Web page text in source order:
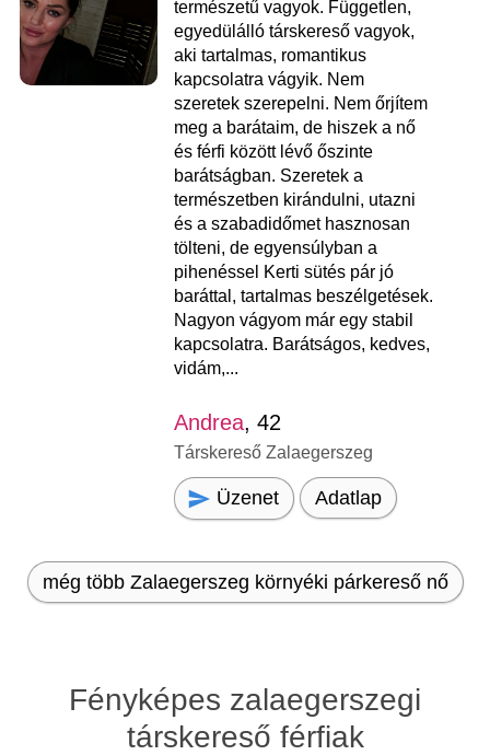
természetű vagyok. Független,
egyedülálló társkereső vagyok,
aki tartalmas, romantikus
kapcsolatra vágyik. Nem
szeretek szerepelni. Nem őrjítem
meg a barátaim, de hiszek a nő
és férfi között lévő őszinte
barátságban. Szeretek a
természetben kirándulni, utazni
és a szabadidőmet hasznosan
tölteni, de egyensúlyban a
pihenéssel Kerti sütés pár jó
baráttal, tartalmas beszélgetések.
Nagyon vágyom már egy stabil
kapcsolatra. Barátságos, kedves,
vidám,...
Andrea, 42
Társkereső Zalaegerszeg
Üzenet Adatlap
még több Zalaegerszeg környéki párkereső nő
Fényképes zalaegerszegi
társkereső férfiak